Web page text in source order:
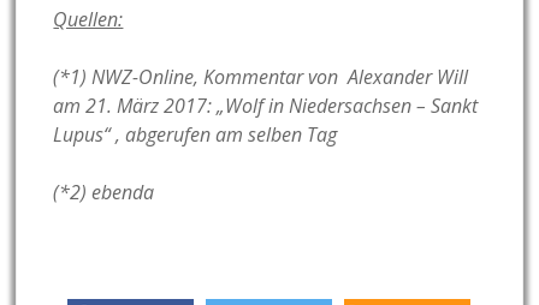
Quellen:
(*1) NWZ-Online, Kommentar von Alexander Will
am 21. März 2017: „Wolf in Niedersachsen – Sankt
Lupus“ , abgerufen am selben Tag
(*2) ebenda